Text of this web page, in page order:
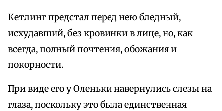
Кетлинг предстал перед нею бледный,
исхудавший, без кровинки в лице, но, как
всегда, полный почтения, обожания и
покорности.
При виде его у Оленьки навернулись слезы на
глаза, поскольку это была единственная